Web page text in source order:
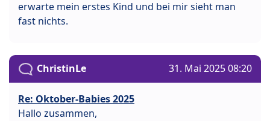
erwarte mein erstes Kind und bei mir sieht man
fast nichts.
ChristinLe 31. Mai 2025 08:20
Re: Oktober-Babies 2025
Hallo zusammen,